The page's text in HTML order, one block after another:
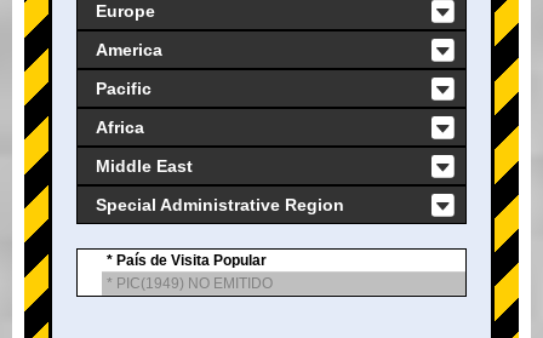
Europe
America
Pacific
Africa
Middle East
Special Administrative Region
* País de Visita Popular
* PIC(1949) NO EMITIDO